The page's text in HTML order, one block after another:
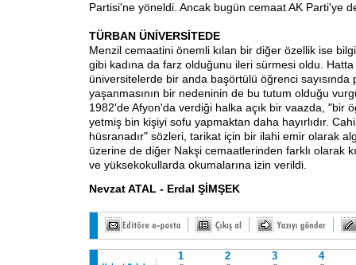
Partisi'ne yöneldi. Ancak bugün cemaat AK Parti'ye
TÜRBAN ÜNİVERSİTEDE
Menzil cemaatini önemli kılan bir diğer özellik ise
gibi kadına da farz olduğunu ileri sürmesi oldu.
üniversitelerde bir anda başörtülü öğrenci sayısında
yaşanmasının bir nedeninin de bu tutum olduğu
1982'de Afyon'da verdiği halka açık bir vaazda, "bir
yetmiş bin kişiyi sofu yapmaktan daha hayırlıdır.
hüsranadır" sözleri, tarikat için bir ilahi emir olarak
üzerine de diğer Nakşi cemaatlerinden farklı olarak
ve yüksekokullarda okumalarına izin verildi.
Nevzat ATAL - Erdal ŞİMŞEK
1 2 3 4